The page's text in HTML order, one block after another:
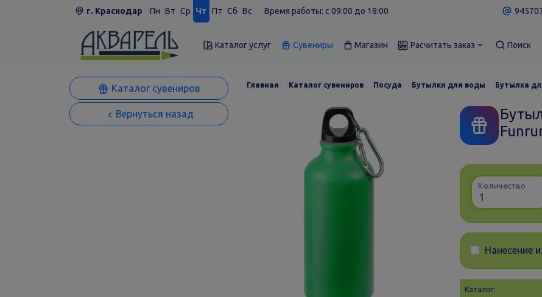
г. Краснодар Пн Вт Ср Чт Пт Сб Вс Время работы: c 09:00 до 18:00
Каталог услуг Сувениры Магазин Расчитать заказ Поиск
Каталог сувениров
Вернуться назад
Главная Каталог сувениров Посуда Бутылки для воды Бутылка
Количество
Нанесение
Каталог: